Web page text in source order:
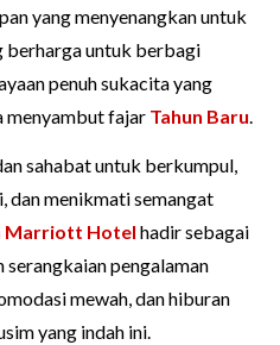
yang menyenangkan untuk
berharga untuk berbagi
penuh sukacita yang
menyambut fajar Tahun Baru.
sahabat untuk berkumpul,
dan menikmati semangat
Marriott Hotel hadir sebagai
serangkaian pengalaman
mewah, dan hiburan
yang indah ini.